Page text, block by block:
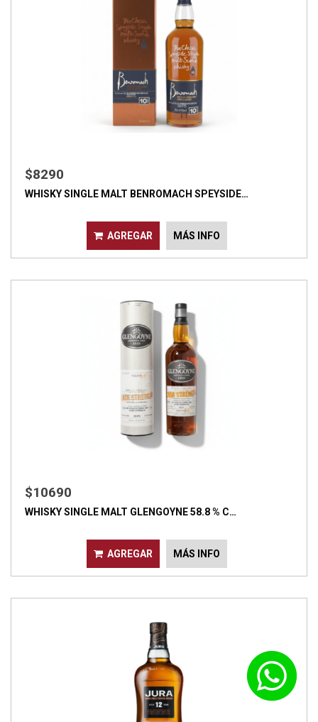
$8290
WHISKY SINGLE MALT BENROMACH SPEYSIDE…
AGREGAR MÁS INFO
$10690
WHISKY SINGLE MALT GLENGOYNE 58.8 % C…
AGREGAR MÁS INFO